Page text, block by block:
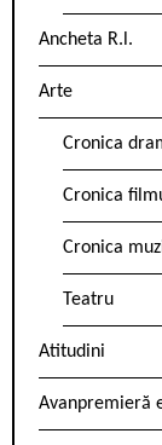
Ancheta R.l.
Arte
Cronica
Cronica
Cronica
Teatru
Atitudini
Avanpremieră